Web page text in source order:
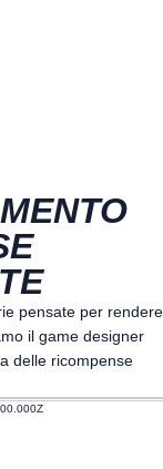
pensate per rendere
il game designer
delle ricompense